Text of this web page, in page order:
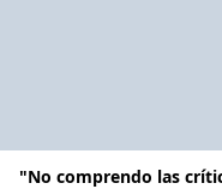
"No comprendo las